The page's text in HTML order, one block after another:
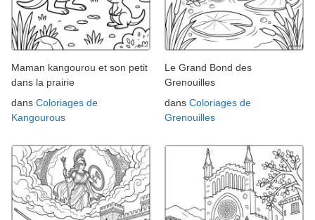
Maman kangourou et son petit
dans la prairie
dans Coloriages de
Kangourous
Le Grand Bond des
Grenouilles
dans Coloriages de
Grenouilles